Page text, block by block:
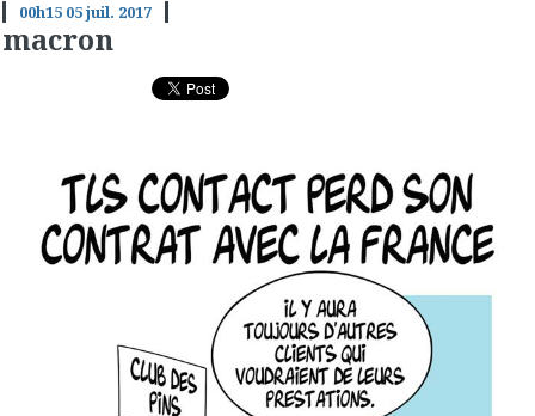
00h15 05juil. 2017
macron